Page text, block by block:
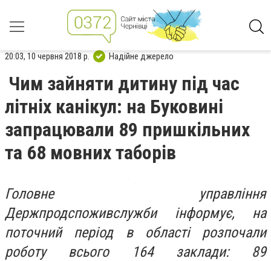
20:03, 10 червня 2018 р. Надійне джерело
Чим зайняти дитину під час
літніх канікул: на Буковині
запрацювали 89 пришкільних
та 68 мовних таборів
Головне управління
Держпродспоживслужби інформує, на
поточний період в області розпочали
роботу всього 164 заклади: 89